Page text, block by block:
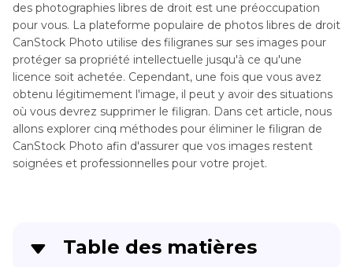
des photographies libres de droit est une préoccupation
pour vous. La plateforme populaire de photos libres de droit
CanStock Photo utilise des filigranes sur ses images pour
protéger sa propriété intellectuelle jusqu'à ce qu'une
licence soit achetée. Cependant, une fois que vous avez
obtenu légitimement l'image, il peut y avoir des situations
où vous devrez supprimer le filigran. Dans cet article, nous
allons explorer cinq méthodes pour éliminer le filigran de
CanStock Photo afin d'assurer que vos images restent
soignées et professionnelles pour votre projet.
Table des matières